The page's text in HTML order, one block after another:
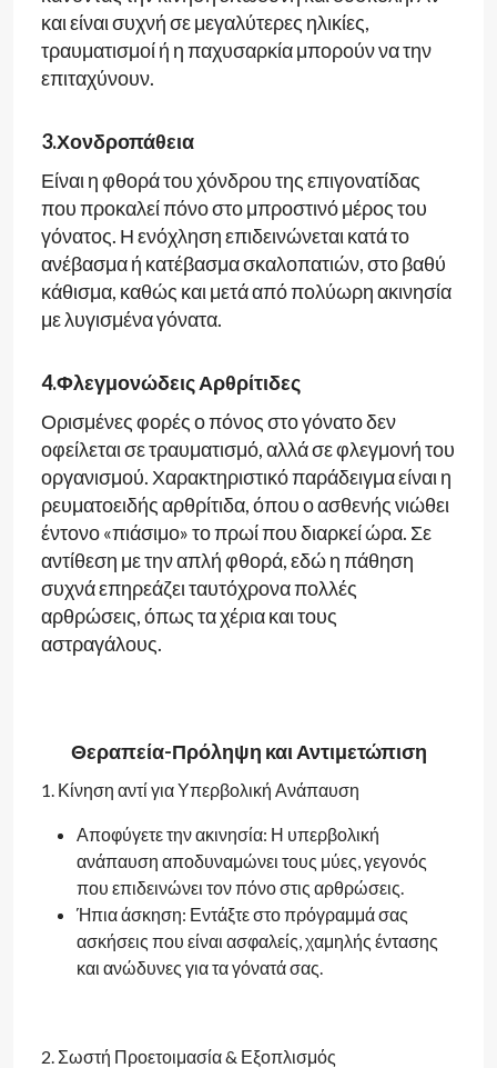
και είναι συχνή σε μεγαλύτερες ηλικίες,
τραυματισμοί ή η παχυσαρκία μπορούν να την
επιταχύνουν.
3.Χονδροπάθεια
Είναι η φθορά του χόνδρου της επιγονατίδας
που προκαλεί πόνο στο μπροστινό μέρος του
γόνατος. Η ενόχληση επιδεινώνεται κατά το
ανέβασμα ή κατέβασμα σκαλοπατιών, στο βαθύ
κάθισμα, καθώς και μετά από πολύωρη ακινησία
με λυγισμένα γόνατα.
4.Φλεγμονώδεις Αρθρίτιδες
Ορισμένες φορές ο πόνος στο γόνατο δεν
οφείλεται σε τραυματισμό, αλλά σε φλεγμονή του
οργανισμού. Χαρακτηριστικό παράδειγμα είναι η
ρευματοειδής αρθρίτιδα, όπου ο ασθενής νιώθει
έντονο «πιάσιμο» το πρωί που διαρκεί ώρα. Σε
αντίθεση με την απλή φθορά, εδώ η πάθηση
συχνά επηρεάζει ταυτόχρονα πολλές
αρθρώσεις, όπως τα χέρια και τους
αστραγάλους.
Θεραπεία-Πρόληψη και Αντιμετώπιση
1. Κίνηση αντί για Υπερβολική Ανάπαυση
Αποφύγετε την ακινησία: Η υπερβολική
ανάπαυση αποδυναμώνει τους μύες, γεγονός
που επιδεινώνει τον πόνο στις αρθρώσεις.
Ήπια άσκηση: Εντάξτε στο πρόγραμμά σας
ασκήσεις που είναι ασφαλείς, χαμηλής έντασης
και ανώδυνες για τα γόνατά σας.
2. Σωστή Προετοιμασία & Εξοπλισμός